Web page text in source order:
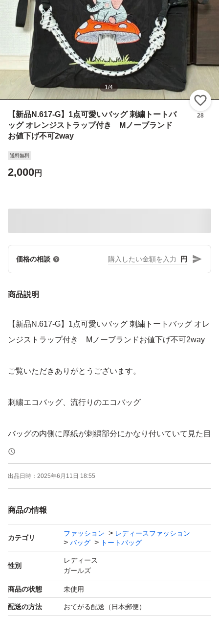
1/4
【新品N.617-G】1点可愛いバッグ 刺繍トートバ
ッグ オレンジストラップ付き Mノーブランド
お値下げ不可2way
28
送料無料
2,000円
価格の相談 円
商品説明
【新品N.617-G】1点可愛いバッグ 刺繍トートバッグ オレ
ンジストラップ付き Mノーブランドお値下げ不可2way
ご覧いただきありがとうございます。
刺繍エコバッグ、流行りのエコバッグ
バッグの内側に厚紙が刺繍部分にかなり付いていて見た目
がかなり悪いのでご購入を控えてください。
☆新品・未使用品
☆コメントなし・即購入OK☆
☆ラスト1点です(^^)/
複数の商品を同時に購入される場合はコメントして、
同梱で値引き有り
【同梱割実施中】
出品日時： 2025年6月11日 18:55
商品の情報
カテゴリ
ファッション
レディースファッション
バッグ
トートバッグ
性別
レディース
ガールズ
商品の状態 未使用
配送の方法 おてがる配送（日本郵便）